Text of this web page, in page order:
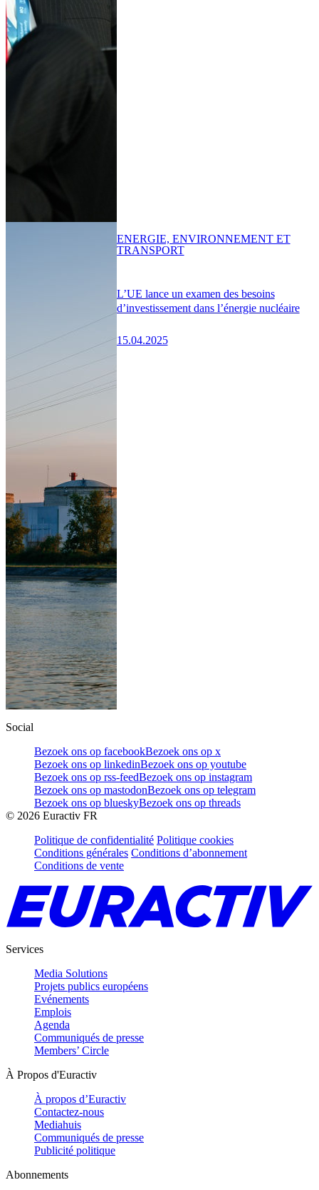
L’UE lance un examen des besoins
d’investissement dans l’énergie nucléaire
15.04.2025
ENERGIE, ENVIRONNEMENT ET
TRANSPORT
Social
Bezoek ons op facebookBezoek ons op x
Bezoek ons op linkedinBezoek ons op youtube
Bezoek ons op rss-feedBezoek ons op instagram
Bezoek ons op mastodonBezoek ons op telegram
Bezoek ons op blueskyBezoek ons op threads
© 2026 Euractiv FR
Politique de confidentialité Politique cookies
Conditions générales Conditions d’abonnement
Conditions de vente
Services
Media Solutions
Projets publics européens
Evénements
Emplois
Agenda
Communiqués de presse
Members’ Circle
À Propos d'Euractiv
À propos d’Euractiv
Contactez-nous
Mediahuis
Communiqués de presse
Publicité politique
Abonnements